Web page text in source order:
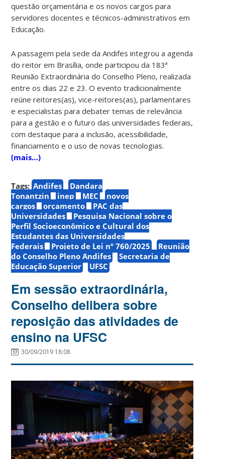
questão orçamentária e os novos cargos para
servidores docentes e técnicos-administrativos em
Educação.
A passagem pela sede da Andifes integrou a agenda
do reitor em Brasília, onde participou da 183ª
Reunião Extraordinária do Conselho Pleno, realizada
entre os dias 22 e 23. O evento tradicionalmente
reúne reitores(as), vice-reitores(as), parlamentares
e especialistas para debater temas de relevância
para a gestão e o futuro das universidades federais,
com destaque para a inclusão, acessibilidade,
financiamento e o uso de novas tecnologias.
(mais…)
Tags: Andifes
Dandara
Tonantzin
inep MEC
novos
cargos
orçamento
PAC das
Universidades
Pesquisa Nacional sobre o
Perfil Socioeconômico e Cultural dos
Estudantes das Universidades
Federais
Projeto de Lei nº 760/2025
Reunião
do Conselho Pleno Andifes
Secretaria de
Educação Superior
UFSC
Em sessão extraordinária,
Conselho delibera sobre
reposição das atividades de
ensino na UFSC
30/09/2019 18:08